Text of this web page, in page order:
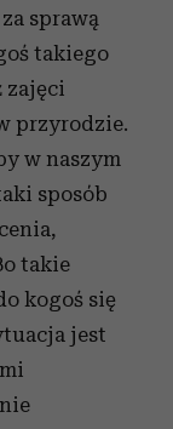
sprawą
takiego
zajęci
przyrodzie.
w naszym
sposób
takie
kogoś się
jest